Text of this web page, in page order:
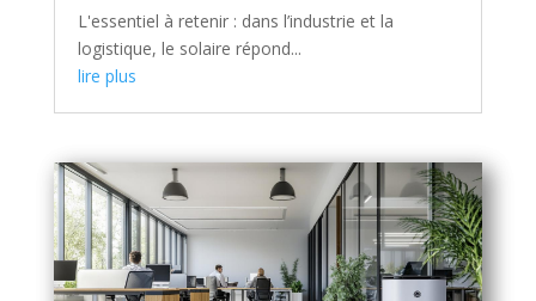
L'essentiel à retenir : dans l’industrie et la
logistique, le solaire répond...
lire plus